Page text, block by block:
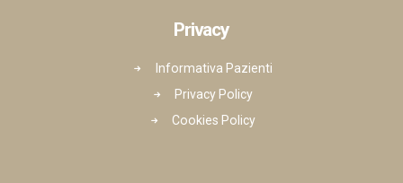
Privacy
Informativa Pazienti
Privacy Policy
Cookies Policy